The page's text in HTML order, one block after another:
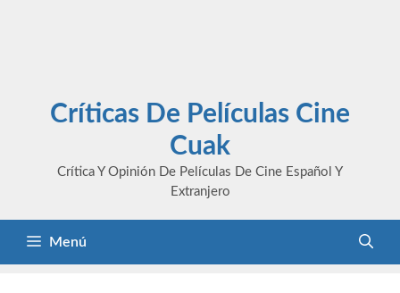
Críticas De Películas Cine
Cuak
Crítica Y Opinión De Películas De Cine Español Y
Extranjero
Menú